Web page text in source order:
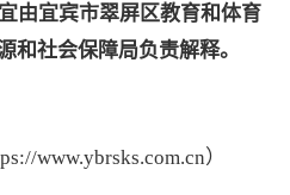
由宜宾市翠屏区教育和体育
和社会保障局负责解释。
www.ybrsks.com.cn）